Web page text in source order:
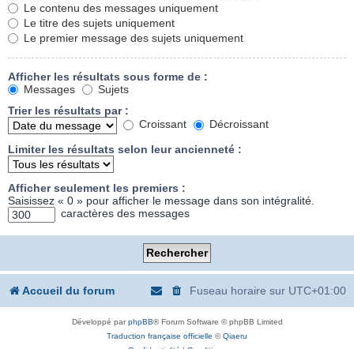
Le contenu des messages uniquement
Le titre des sujets uniquement
Le premier message des sujets uniquement
Afficher les résultats sous forme de :
Messages
Sujets
Trier les résultats par :
Croissant
Décroissant
Limiter les résultats selon leur ancienneté :
Afficher seulement les premiers :
Saisissez « 0 » pour afficher le message dans son intégralité.
caractères des messages
Accueil du forum Fuseau horaire sur UTC+01:00
Développé parphpBB® Forum Software © phpBB Limited
Traduction française officielle ©Qiaeru